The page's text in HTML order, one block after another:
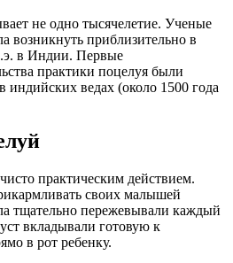
не одно тысячелетие. Ученые
возникнуть приблизительно в
в Индии. Первые
практики поцелуя были
ведах (около 1500 года
практическим действием.
своих малышей
тщательно пережевывали каждый
вкладывали готовую к
в рот ребенку.